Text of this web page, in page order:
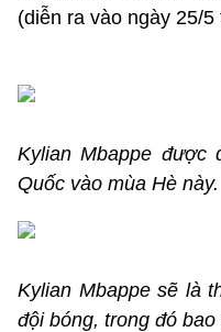
(diễn ra vào ngày 25/5
Kylian Mbappe được
Quốc vào mùa Hè này.
Kylian Mbappe sẽ là
đội bóng, trong đó